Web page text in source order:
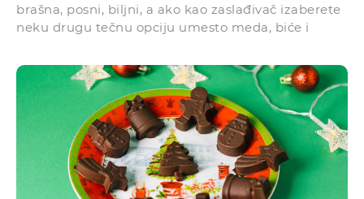
brašna, posni, biljni, a ako kao zaslađivač izaberete
neku drugu tečnu opciju umesto meda, biće i